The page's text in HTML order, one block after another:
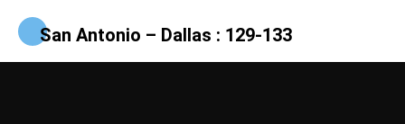
San Antonio – Dallas : 129-133